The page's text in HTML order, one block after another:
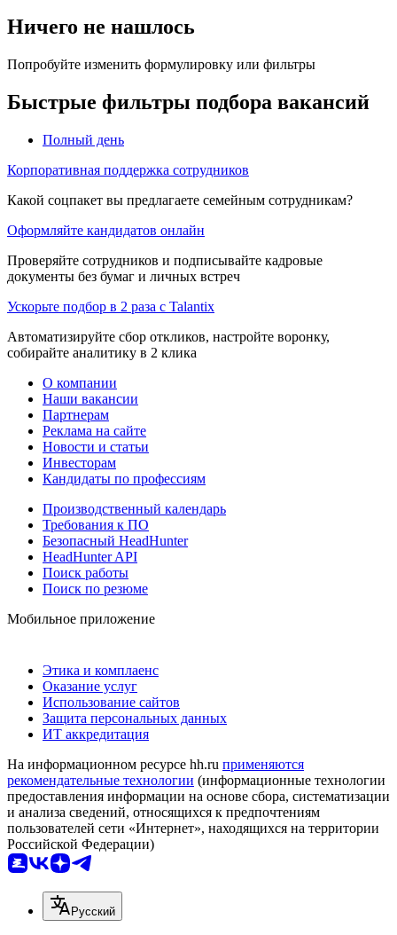
Ничего не нашлось
Попробуйте изменить формулировку или фильтры
Быстрые фильтры подбора вакансий
Полный день
Корпоративная поддержка сотрудников
Какой соцпакет вы предлагаете семейным сотрудникам?
Оформляйте кандидатов онлайн
Проверяйте сотрудников и подписывайте кадровые
документы без бумаг и личных встреч
Ускорьте подбор в 2 раза с Talantix
Автоматизируйте сбор откликов, настройте воронку,
собирайте аналитику в 2 клика
О компании
Наши вакансии
Партнерам
Реклама на сайте
Новости и статьи
Инвесторам
Кандидаты по профессиям
Производственный календарь
Требования к ПО
Безопасный HeadHunter
HeadHunter API
Поиск работы
Поиск по резюме
Мобильное приложение
Этика и комплаенс
Оказание услуг
Использование сайтов
Защита персональных данных
ИТ аккредитация
На информационном ресурсе hh.ru применяются
рекомендательные технологии (информационные технологии
предоставления информации на основе сбора, систематизации
и анализа сведений, относящихся к предпочтениям
пользователей сети «Интернет», находящихся на территории
Российской Федерации)
Русский